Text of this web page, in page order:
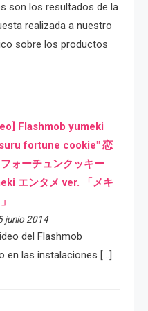
son los resultados de la
realizada a nuestro
sobre los productos
Flashmob yumeki
fortune cookie" 恋
ォーチュンクッキー
エンタメ ver. 「メキ
junio 2014
del Flashmob
en las instalaciones […]